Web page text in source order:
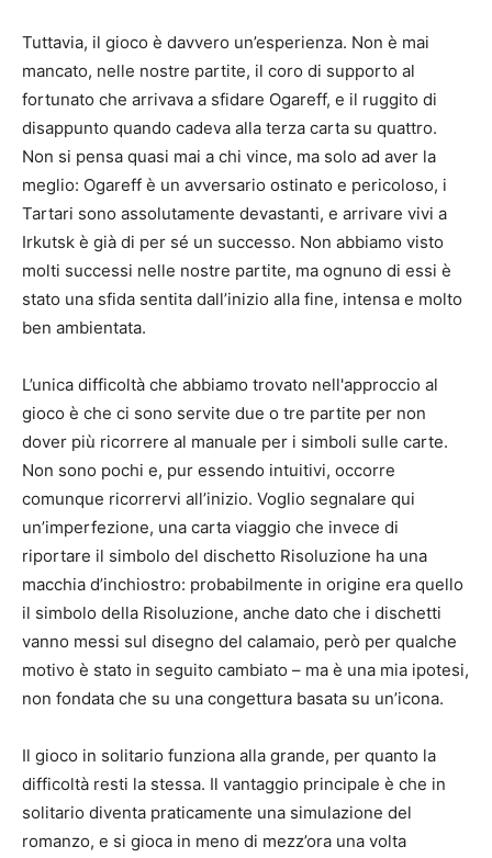
Tuttavia, il gioco è davvero un’esperienza. Non è mai
mancato, nelle nostre partite, il coro di supporto al
fortunato che arrivava a sfidare Ogareff, e il ruggito di
disappunto quando cadeva alla terza carta su quattro.
Non si pensa quasi mai a chi vince, ma solo ad aver la
meglio: Ogareff è un avversario ostinato e pericoloso, i
Tartari sono assolutamente devastanti, e arrivare vivi a
Irkutsk è già di per sé un successo. Non abbiamo visto
molti successi nelle nostre partite, ma ognuno di essi è
stato una sfida sentita dall’inizio alla fine, intensa e molto
ben ambientata.
L’unica difficoltà che abbiamo trovato nell'approccio al
gioco è che ci sono servite due o tre partite per non
dover più ricorrere al manuale per i simboli sulle carte.
Non sono pochi e, pur essendo intuitivi, occorre
comunque ricorrervi all’inizio. Voglio segnalare qui
un’imperfezione, una carta viaggio che invece di
riportare il simbolo del dischetto Risoluzione ha una
macchia d’inchiostro: probabilmente in origine era quello
il simbolo della Risoluzione, anche dato che i dischetti
vanno messi sul disegno del calamaio, però per qualche
motivo è stato in seguito cambiato – ma è una mia ipotesi,
non fondata che su una congettura basata su un’icona.
Il gioco in solitario funziona alla grande, per quanto la
difficoltà resti la stessa. Il vantaggio principale è che in
solitario diventa praticamente una simulazione del
romanzo, e si gioca in meno di mezz’ora una volta